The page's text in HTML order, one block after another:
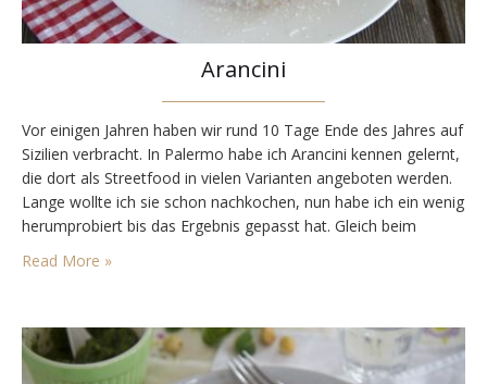
Arancini
Vor einigen Jahren haben wir rund 10 Tage Ende des Jahres auf
Sizilien verbracht. In Palermo habe ich Arancini kennen gelernt,
die dort als Streetfood in vielen Varianten angeboten werden.
Lange wollte ich sie schon nachkochen, nun habe ich ein wenig
herumprobiert bis das Ergebnis gepasst hat. Gleich beim
Ankommen in Palermo hatten wir damals in einem kleinen
Fast-Foodlokal Arancini…
Read More »